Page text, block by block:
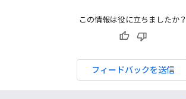
この情報は役に立ちましたか？
フィードバックを送信